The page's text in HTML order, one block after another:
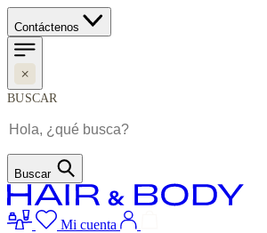
Contáctenos
BUSCAR
Buscar
Mi cuenta